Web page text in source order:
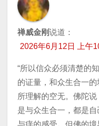
禅威金刚说道：
2026年6月12日 上午
“所以信众必须清楚的
的证量，和众生合一
所理解的空无。佛陀
是与众生合一，都是
与痒的感受。但佛的境